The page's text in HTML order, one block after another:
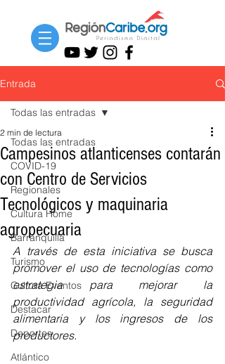
Entrada
Todas las entradas
COVID-19
Regionales
Cultura Home
Barranquilla
Turismo
Cultura Eventos
Destacar
Deportes
Atlántico
Todas las entradas
Campesinos atlanticenses contarán
con Centro de Servicios
Tecnológicos y maquinaria
agropecuaria
2 min de lectura
A través de esta iniciativa se busca
promover el uso de tecnologías como
estrategia para mejorar la
productividad agrícola, la seguridad
alimentaria y los ingresos de los
productores.